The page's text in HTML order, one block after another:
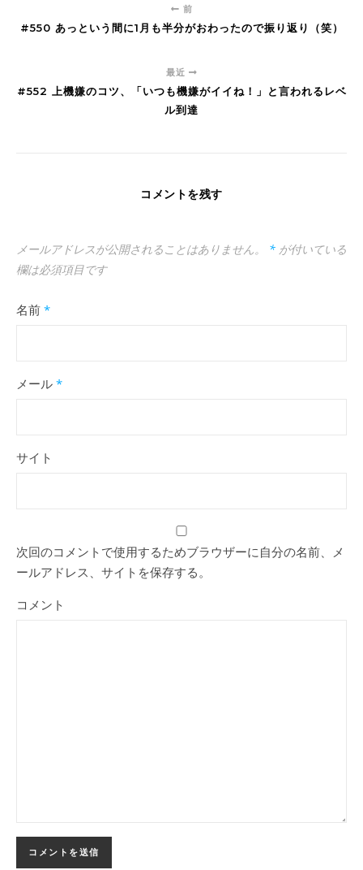
前
#550 あっという間に1月も半分がおわったので振り返り（笑）
最近
#552 上機嫌のコツ、「いつも機嫌がイイね！」と言われるレベ
ル到達
コメントを残す
メールアドレスが公開されることはありません。 * が付いている
欄は必須項目です
名前 *
メール *
サイト
次回のコメントで使用するためブラウザーに自分の名前、メ
ールアドレス、サイトを保存する。
コメント